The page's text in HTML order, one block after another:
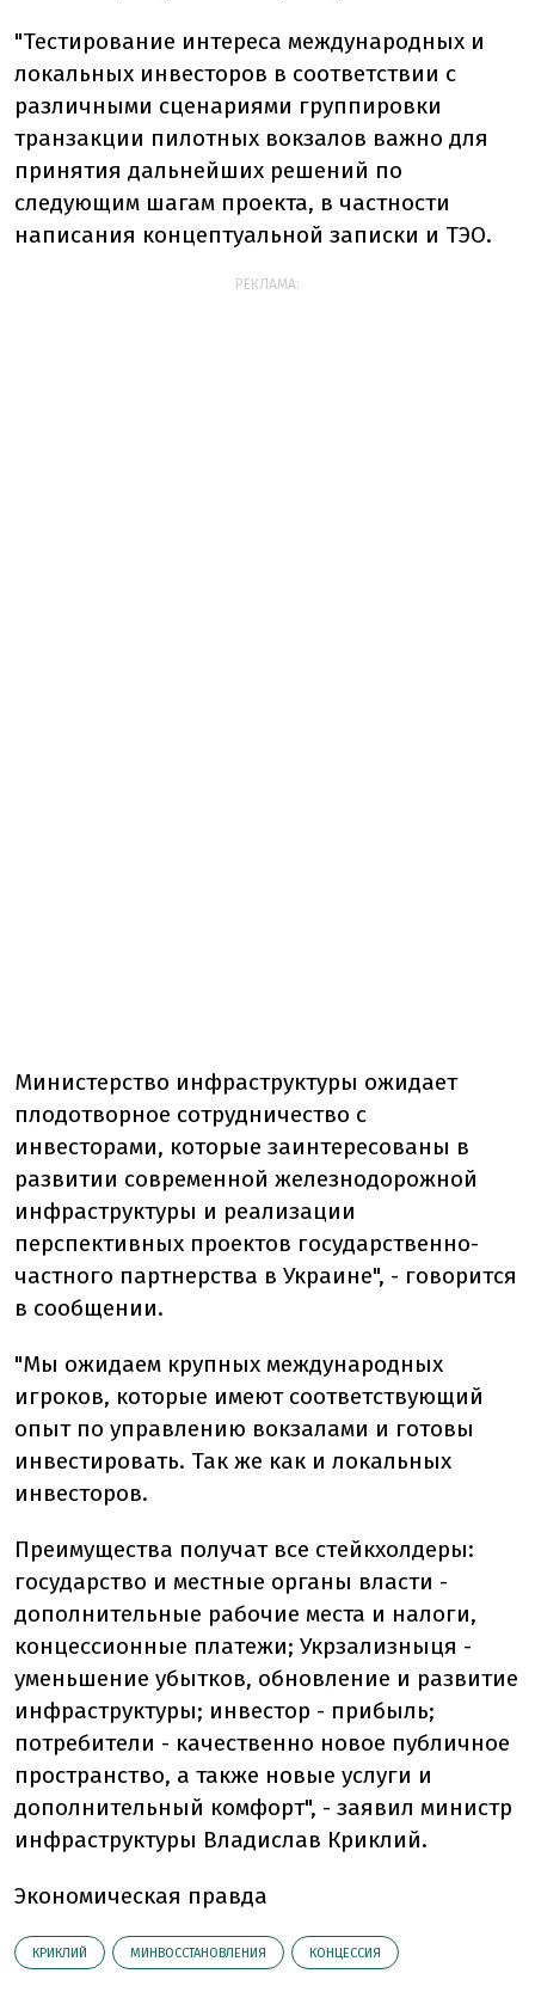
"Тестирование интереса международных и
локальных инвесторов в соответствии с
различными сценариями группировки
транзакции пилотных вокзалов важно для
принятия дальнейших решений по
следующим шагам проекта, в частности
написания концептуальной записки и ТЭО.
РЕКЛАМА:
Министерство инфраструктуры ожидает
плодотворное сотрудничество с
инвесторами, которые заинтересованы в
развитии современной железнодорожной
инфраструктуры и реализации
перспективных проектов государственно-
частного партнерства в Украине", - говорится
в сообщении.
"Мы ожидаем крупных международных
игроков, которые имеют соответствующий
опыт по управлению вокзалами и готовы
инвестировать. Так же как и локальных
инвесторов.
Преимущества получат все стейкхолдеры:
государство и местные органы власти -
дополнительные рабочие места и налоги,
концессионные платежи; Укрзализныця -
уменьшение убытков, обновление и развитие
инфраструктуры; инвестор - прибыль;
потребители - качественно новое публичное
пространство, а также новые услуги и
дополнительный комфорт", - заявил министр
инфраструктуры Владислав Криклий.
Экономическая правда
КРИКЛИЙ МИНВОССТАНОВЛЕНИЯ КОНЦЕССИЯ